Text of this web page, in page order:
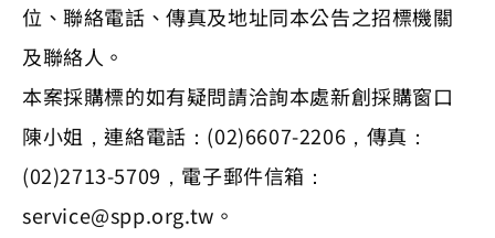
位、聯絡電話、傳真及地址同本公告之招標機關
及聯絡人。
本案採購標的如有疑問請洽詢本處新創採購窗口
陳小姐，連絡電話：(02)6607-2206，傳真：
(02)2713-5709，電子郵件信箱：
service@spp.org.tw 。